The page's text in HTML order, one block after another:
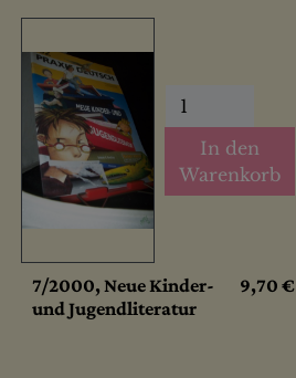
In den
Warenkorb
7/2000, Neue Kinder-
und Jugendliteratur
9,70 €